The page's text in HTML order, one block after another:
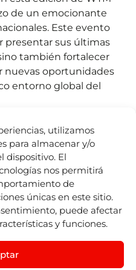
utilizamos
para almacenar y/o
dispositivo. El
nos permitirá
de
únicas en este sitio.
puede afectar
y funciones.
de un emocionante
Este evento
presentar sus últimas
también fortalecer
nuevas oportunidades
entorno global del
de la WTM London
liderando el
tecnología de viajes.
laJuniper Magazine
donde te contamos
nuestra historia y la
noticias clave de la